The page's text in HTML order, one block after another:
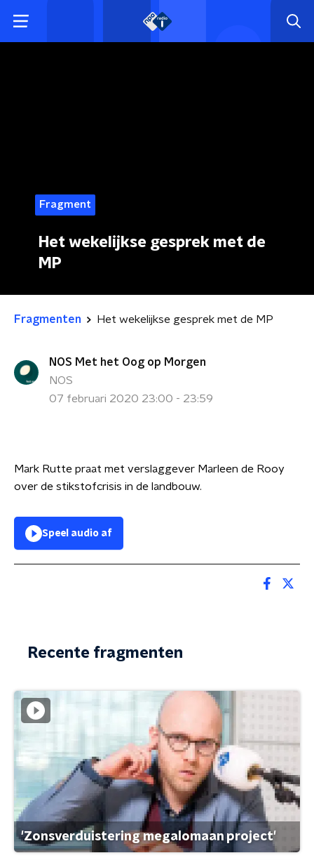
Fragment
Het wekelijkse gesprek met de
MP
Fragmenten Het wekelijkse gesprek met de MP
NOS Met het Oog op Morgen
NOS
07 februari 2020 23:00 - 23:59
Mark Rutte praat met verslaggever Marleen de Rooy
over de stikstofcrisis in de landbouw.
Speel audio af
Recente fragmenten
'Zonsverduistering megalomaan project'